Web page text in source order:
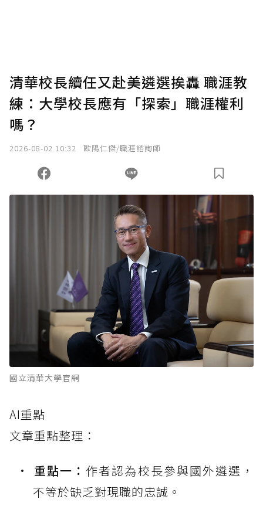
清華校長續任又赴美遴選挨轟 職涯教
練：大學校長應有「探索」職涯權利
嗎？
2026-08-02 10:32 歐陽仁傑/職涯諮詢師
國立清華大學官網
AI重點
文章重點整理：
重點一： 作者認為校長參與國外遴選，
不等於缺乏對現職的忠誠。